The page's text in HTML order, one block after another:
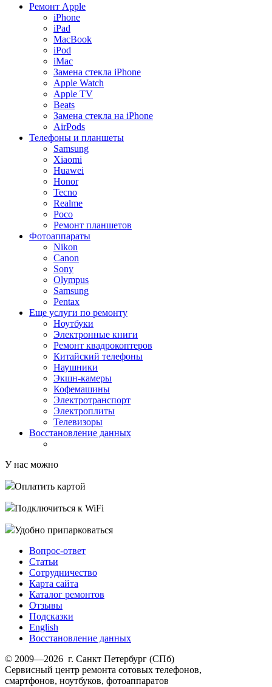
Ремонт Apple
iPhone
iPad
MacBook
iPod
iMac
Замена стекла iPhone
Apple Watch
Apple TV
Beats
Замена стекла на iPhone
AirPods
Телефоны и планшеты
Samsung
Xiaomi
Huawei
Honor
Tecno
Realme
Poco
Ремонт планшетов
Фотоаппараты
Nikon
Canon
Sony
Olympus
Samsung
Pentax
Еще услуги по ремонту
Ноутбуки
Электронные книги
Ремонт квадрокоптеров
Китайский телефоны
Наушники
Экшн-камеры
Кофемашины
Электротранспорт
Электроплиты
Телевизоры
Восстановление данных
У нас можно
Оплатить картой
Подключиться к WiFi
Удобно припарковаться
Вопрос-ответ
Статьи
Сотрудничество
Карта сайта
Каталог ремонтов
Отзывы
Подсказки
English
Восстановление данных
© 2009—2026 г. Санкт Петербург (СПб)
Сервисный центр ремонта сотовых телефонов,
смартфонов, ноутбуков, фотоаппаратов